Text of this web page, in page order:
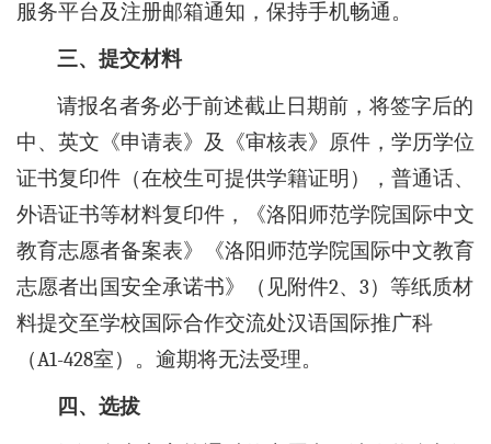
服务平台及注册邮箱通知，保持手机畅通。
三、提交材料
请报名者务必于前述截止日期前，将签字后的
中、英文《申请表》及《审核表》原件，学历学位
证书复印件（在校生可提供学籍证明），普通话、
外语证书等材料复印件，《洛阳师范学院国际中文
教育志愿者备案表》《洛阳师范学院国际中文教育
志愿者出国安全承诺书》（见附件2、3）等纸质材
料提交至学校国际合作交流处汉语国际推广科
（A1-428室）。逾期将无法受理。
四、选拔